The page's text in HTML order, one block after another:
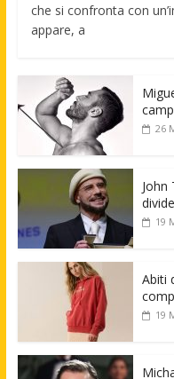
che si confronta con
appare, a
26
John
19
Abiti
19